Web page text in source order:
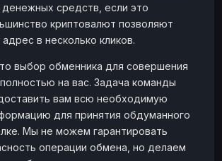
денежных средств, если это
криптовалют позволяют
в несколько кликов.
выбор обменника для совершения
на вас. Задача команды
вам всю необходимую
для принятия обдуманного
Мы не можем гарантировать
операции обмена, но делаем